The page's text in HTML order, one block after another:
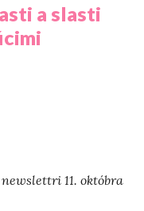
a slasti
11. októbra